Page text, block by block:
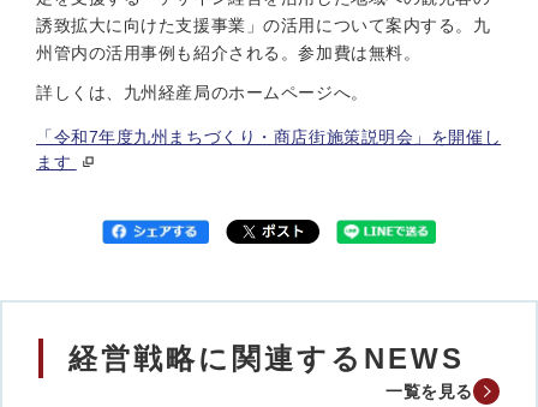
誘致拡大に向けた支援事業」の活用について案内する。九
州管内の活用事例も紹介される。参加費は無料。
詳しくは、九州経産局のホームページへ。
「令和7年度九州まちづくり・商店街施策説明会」を開催し
ます
経営戦略に関連するNEWS
一覧を見る